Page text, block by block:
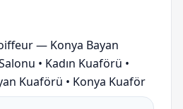
— Konya Bayan
• Kadın Kuaförü •
Kuaförü • Konya Kuaför